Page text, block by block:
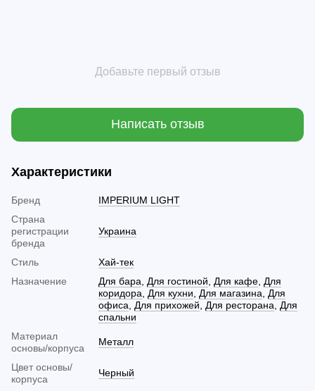
Добавьте первый отзыв
Написать отзыв
Характеристики
Бренд
IMPERIUM LIGHT
Страна
регистрации
бренда
Украина
Стиль
Хай-тек
Назначение
Для бара Для гостиной Для кафе Для
коридора
Для кухни Для магазина
Для
офиса
Для прихожей Для ресторана
Для
спальни
Материал
основы/корпуса
Металл
Цвет основы/
корпуса
Черный